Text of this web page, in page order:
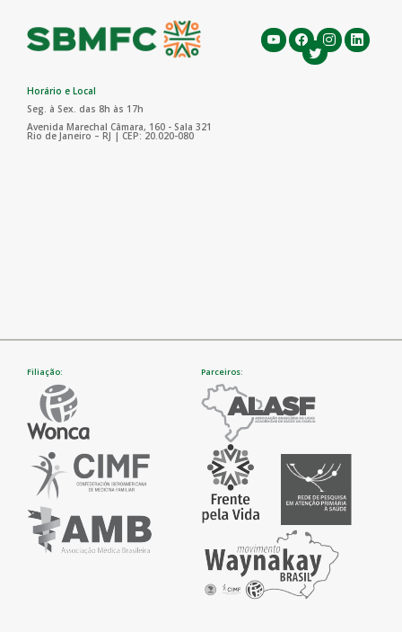
Horário e Local
Seg. à Sex. das 8h às 17h
Avenida Marechal Câmara, 160 - Sala 321
Rio de Janeiro – RJ | CEP: 20.020-080
Filiação: Parceiros: